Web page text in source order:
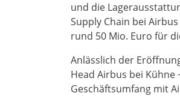
und die
Supply Chain bei
rund 50 Mio. Euro für
Anlässlich der
Head Airbus bei Kühne
Geschäftsumfang mit